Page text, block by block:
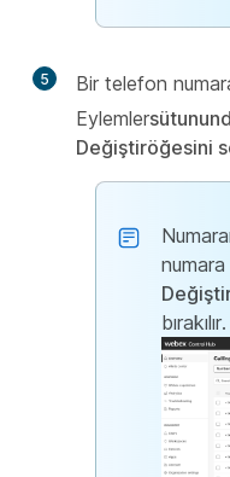
5
Bir telefon
Eylemler
Değiştiröğesini
bırakılır.